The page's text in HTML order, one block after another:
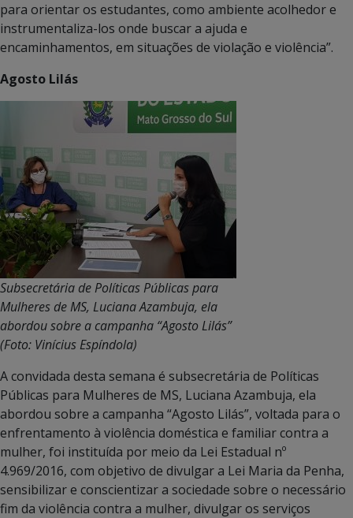
para orientar os estudantes, como ambiente acolhedor e
instrumentaliza-los onde buscar a ajuda e
encaminhamentos, em situações de violação e violência”.
Agosto Lilás
Subsecretária de Políticas Públicas para
Mulheres de MS, Luciana Azambuja, ela
abordou sobre a campanha “Agosto Lilás”
(Foto: Vinícius Espíndola)
A convidada desta semana é subsecretária de Políticas
Públicas para Mulheres de MS, Luciana Azambuja, ela
abordou sobre a campanha “Agosto Lilás”, voltada para o
enfrentamento à violência doméstica e familiar contra a
mulher, foi instituída por meio da Lei Estadual nº
4.969/2016, com objetivo de divulgar a Lei Maria da Penha,
sensibilizar e conscientizar a sociedade sobre o necessário
fim da violência contra a mulher, divulgar os serviços